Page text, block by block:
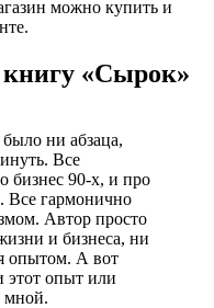
можно купить и
«Сырок»
ни абзаца,
Все
бизнес 90-х, и про
Все гармонично
Автор просто
и бизнеса, ни
опытом. А вот
этот опыт или
мной.